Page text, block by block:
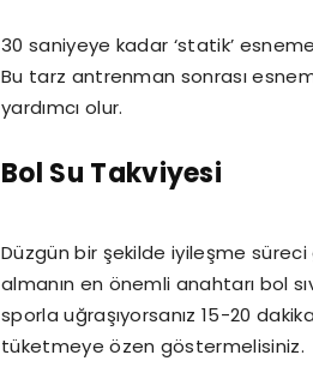
30 saniyeye kadar ‘statik’
Bu tarz antrenman sonrası
yardımcı olur.
Bol Su Takviyesi
Düzgün bir şekilde iyileşme
almanın en önemli anahtarı bol
sporla uğraşıyorsanız 15-20
tüketmeye özen göstermelisiniz.